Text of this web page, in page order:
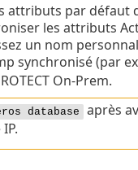
attributs par défaut
les attributs
un nom
synchronisé (par
On-Prem.
database après